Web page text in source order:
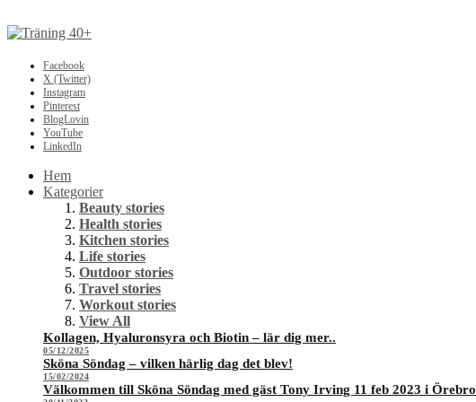
Facebook
X (Twitter)
Instagram
Pinterest
BlogLovin
YouTube
LinkedIn
Hem
Kategorier
Beauty stories
Health stories
Kitchen stories
Life stories
Outdoor stories
Travel stories
Workout stories
View All
Kollagen, Hyaluronsyra och Biotin – lär dig mer..
05/12/2025
Sköna Söndag – vilken härlig dag det blev!
15/02/2024
Välkommen till Sköna Söndag med gäst Tony Irving 11 feb 2023 i Örebro